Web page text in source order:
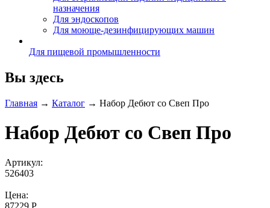
назначения
Для эндоскопов
Для моюще-дезинфицирующих машин
Для пищевой промышленности
Вы здесь
Главная → Каталог → Набор Дебют со Свеп Про
Набор Дебют со Свеп Про
Артикул:
526403
Цена:
87229 Р